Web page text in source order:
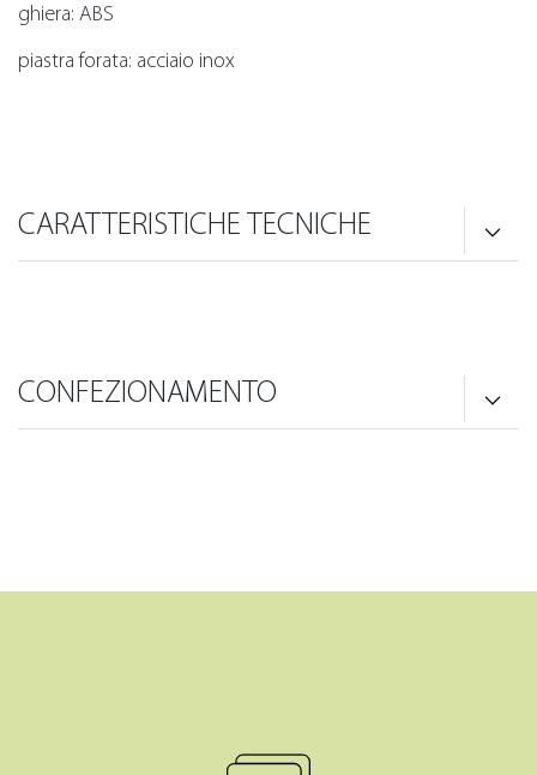
ghiera: ABS
piastra forata: acciaio inox
CARATTERISTICHE TECNICHE
CONFEZIONAMENTO